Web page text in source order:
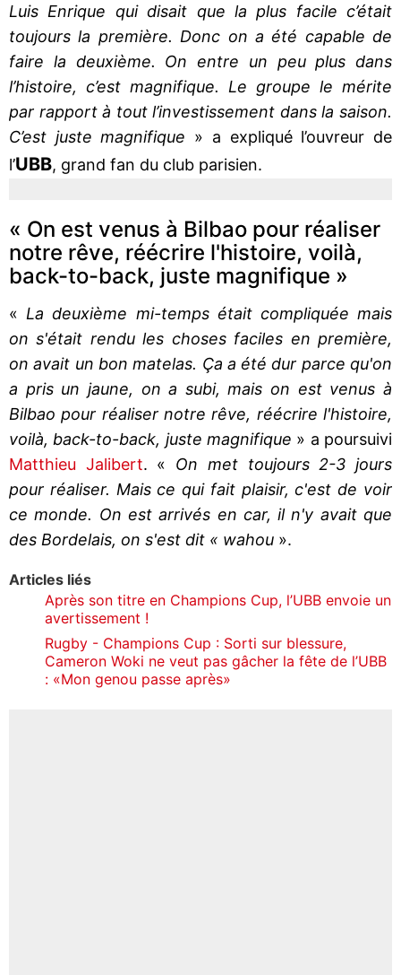
Luis Enrique qui disait que la plus facile c’était
toujours la première. Donc on a été capable de
faire la deuxième. On entre un peu plus dans
l’histoire, c’est magnifique. Le groupe le mérite
par rapport à tout l’investissement dans la saison.
C’est juste magnifique » a expliqué l’ouvreur de
l’UBB, grand fan du club parisien.
« On est venus à Bilbao pour réaliser
notre rêve, réécrire l'histoire, voilà,
back-to-back, juste magnifique »
« La deuxième mi-temps était compliquée mais
on s'était rendu les choses faciles en première,
on avait un bon matelas. Ça a été dur parce qu'on
a pris un jaune, on a subi, mais on est venus à
Bilbao pour réaliser notre rêve, réécrire l'histoire,
voilà, back-to-back, juste magnifique » a poursuivi
Matthieu Jalibert. « On met toujours 2-3 jours
pour réaliser. Mais ce qui fait plaisir, c'est de voir
ce monde. On est arrivés en car, il n'y avait que
des Bordelais, on s'est dit « wahou ».
Articles liés
Après son titre en Champions Cup, l’UBB envoie un
avertissement !
Rugby - Champions Cup : Sorti sur blessure,
Cameron Woki ne veut pas gâcher la fête de l’UBB
: «Mon genou passe après»